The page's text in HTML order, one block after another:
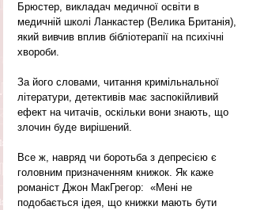
Брюстер, викладач медичної освіти в
медичній школі Ланкастер (Велика Британія),
який вивчив вплив бібліотерапії на психічні
хвороби.
За його словами, читання кримільнальної
літератури, детективів має заспокійливий
ефект на читачів, оскільки вони знають, що
злочин буде вирішений.
Все ж, навряд чи боротьба з депресією є
головним призначенням книжок. Як каже
романіст Джон МакГрегор:  «Мені не
подобається ідея, що книжки мають бути